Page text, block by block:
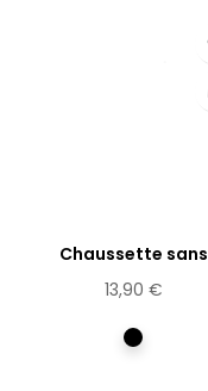
Chaussette sans
élastique,...
13,90 €
Noir